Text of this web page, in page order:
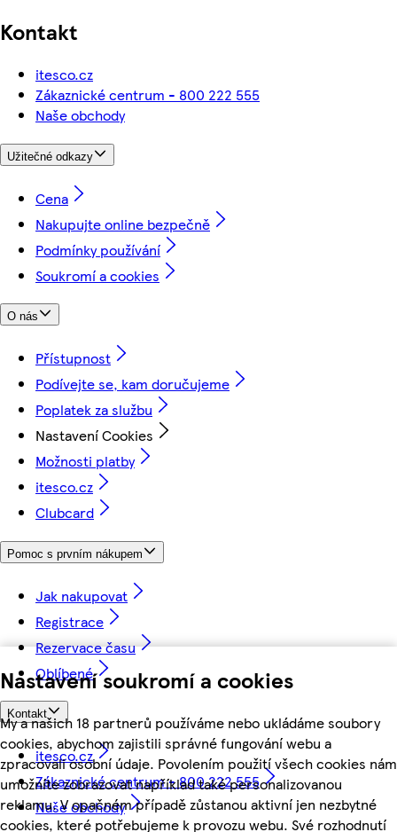
Nastavení soukromí a cookies
My a našich 18 partnerů používáme nebo ukládáme soubory
cookies, abychom zajistili správné fungování webu a
zpracovali osobní údaje. Povolením použití všech cookies nám
umožníte zobrazovat například také personalizovanou
reklamu. V opačném případě zůstanou aktivní jen nezbytné
cookies, které potřebujeme k provozu webu. Své rozhodnutí
Kontakt
itesco.cz
Zákaznické centrum - 800 222 555
Naše obchody
Užitečné odkazy
Cena
Nakupujte online bezpečně
Podmínky používání
Soukromí a cookies
O nás
Přístupnost
Podívejte se, kam doručujeme
Poplatek za službu
Nastavení Cookies
Možnosti platby
itesco.cz
Clubcard
Pomoc s prvním nákupem
Jak nakupovat
Registrace
Rezervace času
Oblíbené
Kontakt
itesco.cz
Zákaznické centrum - 800 222 555
Naše obchody